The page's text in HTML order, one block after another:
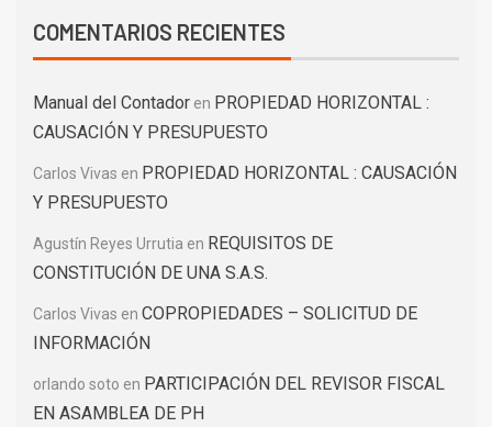
COMENTARIOS RECIENTES
Manual del Contador en PROPIEDAD HORIZONTAL :
CAUSACIÓN Y PRESUPUESTO
Carlos Vivas en PROPIEDAD HORIZONTAL : CAUSACIÓN
Y PRESUPUESTO
Agustín Reyes Urrutia en REQUISITOS DE
CONSTITUCIÓN DE UNA S.A.S.
Carlos Vivas en COPROPIEDADES – SOLICITUD DE
INFORMACIÓN
orlando soto en PARTICIPACIÓN DEL REVISOR FISCAL
EN ASAMBLEA DE PH